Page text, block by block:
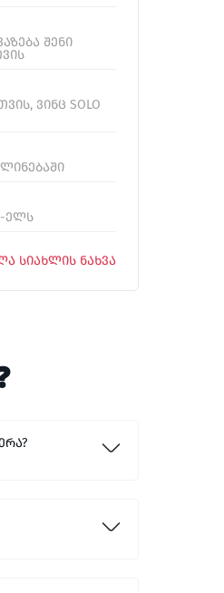
შენი
ვინც SOLO
ელს
ᲡᲘᲐᲮᲚᲘᲡ ᲜᲐᲮᲕᲐ